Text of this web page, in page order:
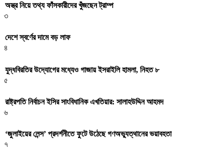
অস্ত্র নিয়ে তথ্য ফাঁসকারীদের খুঁজছেন ট্রাম্প
৩
দেশে স্বর্ণের দামে বড় লাফ
৪
যুদ্ধবিরতির উদ্যোগের মধ্যেও গাজায় ইসরাইলি হামলা, নিহত ৮
৫
রাষ্ট্রপতি নির্বাচন ইসির সাংবিধানিক এখতিয়ার: সালাহউদ্দিন আহমদ
৬
‘জুলাইয়ের লেন্স’ প্রদর্শনীতে ফুটে উঠেছে গণঅভ্যুত্থানের ভয়াবহতা
৭